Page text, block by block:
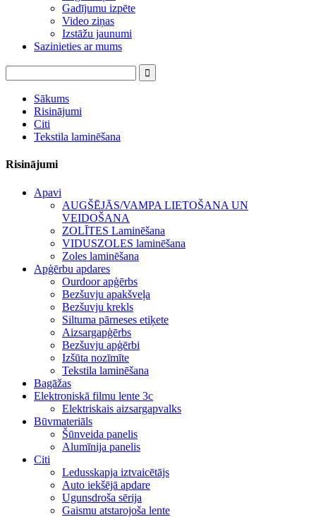
Gadījumu izpēte
Video ziņas
Izstāžu jaunumi
Sazinieties ar mums
Sākums
Risinājumi
Citi
Tekstila laminēšana
Risinājumi
Apavi
AUGŠĒJĀS/VAMPA LIETOŠANA UN
VEIDOŠANA
ZOLĪTES Laminēšana
VIDUSZOLES laminēšana
Zoles laminēšana
Apģērbu apdares
Ourdoor apģērbs
Bezšuvju apakšveļa
Bezšuvju krekls
Siltuma pārneses etiķete
Aizsargapģērbs
Bezšuvju apģērbi
Izšūta nozīmīte
Tekstila laminēšana
Bagāžas
Elektroniskā filmu lente 3c
Elektriskais aizsargapvalks
Būvmateriāls
Šūnveida panelis
Alumīnija panelis
Citi
Ledusskapja iztvaicētājs
Auto iekšējā apdare
Ugunsdroša sērija
Gaismu atstarojoša lente